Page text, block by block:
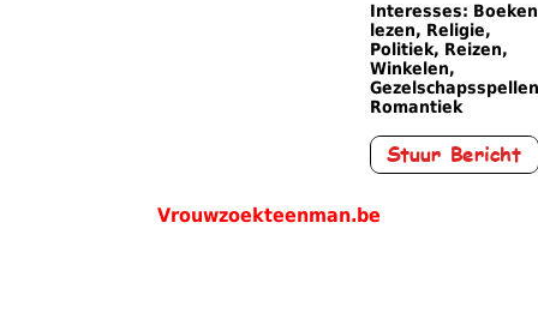
Interesses: Boeken
lezen, Religie,
Politiek, Reizen,
Winkelen,
Romantiek
Vrouwzoekteenman.be